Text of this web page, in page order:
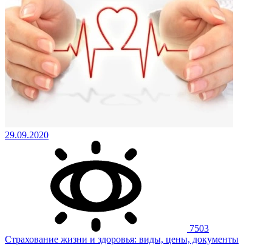
29.09.2020
7503
Страхование жизни и здоровья: виды, цены, документы